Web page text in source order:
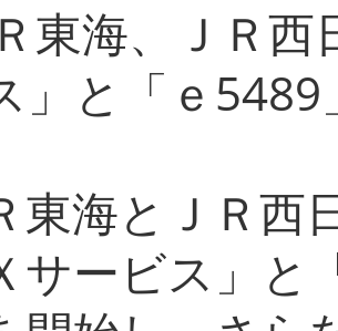
東海、ＪＲ
」と「ｅ
海とＪＲ西
サービス」